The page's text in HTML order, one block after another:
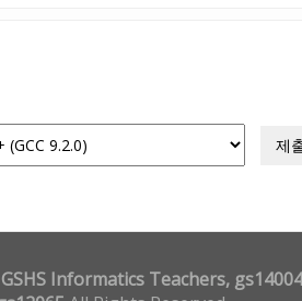
제
Informatics Teachers,